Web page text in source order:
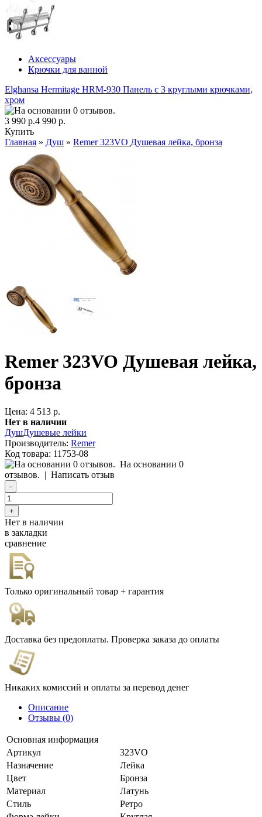
Аксессуары
Крючки для ванной
Elghansa Hermitage HRM-930 Панель с 3 круглыми крючками,
хром
3 990 р.4 990 р.
Купить
Главная » Душ » Remer 323VO Душевая лейка, бронза
Remer 323VO Душевая лейка,
бронза
Цена: 4 513 р.
Нет в наличии
ДушДушевые лейки
Производитель: Remer
Код товара: 11753-08
На основании 0
отзывов. | Написать отзыв
Нет в наличии
в закладки
сравнение
Только оригинальный товар + гарантия
Доставка без предоплаты. Проверка заказа до оплаты
Никаких комиссий и оплаты за перевод денег
Описание
Отзывы (0)
Основная информация
Артикул
323VO
Назначение
Лейка
Цвет
Бронза
Материал
Латунь
Стиль
Ретро